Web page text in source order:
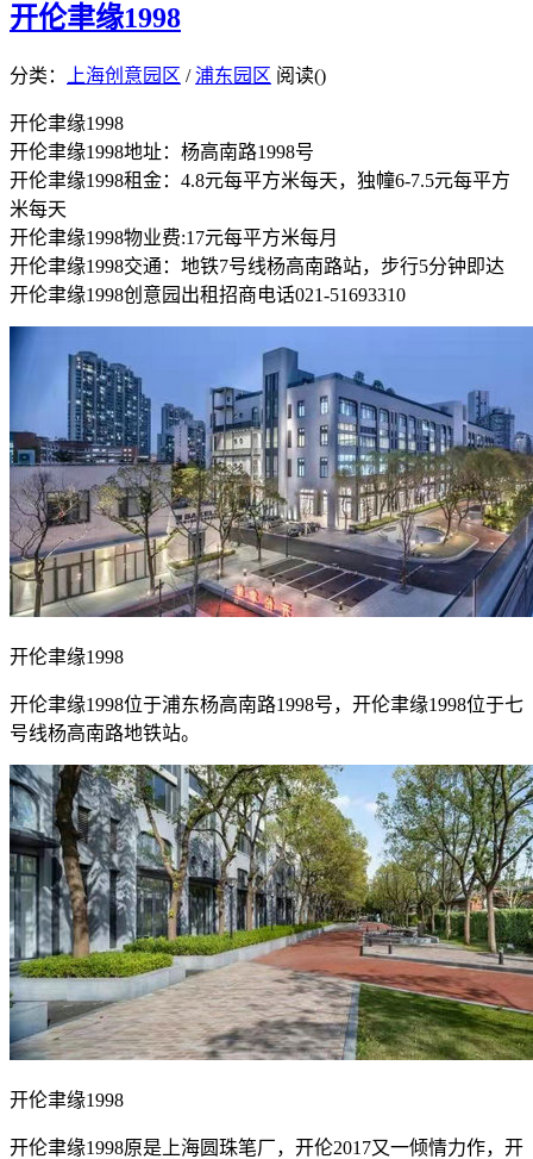
开伦聿缘1998
分类： 上海创意园区 /浦东园区 阅读()
开伦聿缘1998
开伦聿缘1998地址：杨高南路1998号
开伦聿缘1998租金：4.8元每平方米每天，独幢6-7.5元每平方
米每天
开伦聿缘1998物业费:17元每平方米每月
开伦聿缘1998交通：地铁7号线杨高南路站，步行5分钟即达
开伦聿缘1998创意园出租招商电话021-51693310
开伦聿缘1998
开伦聿缘1998位于浦东杨高南路1998号，开伦聿缘1998位于七
号线杨高南路地铁站。
开伦聿缘1998
开伦聿缘1998原是上海圆珠笔厂，开伦2017又一倾情力作，开